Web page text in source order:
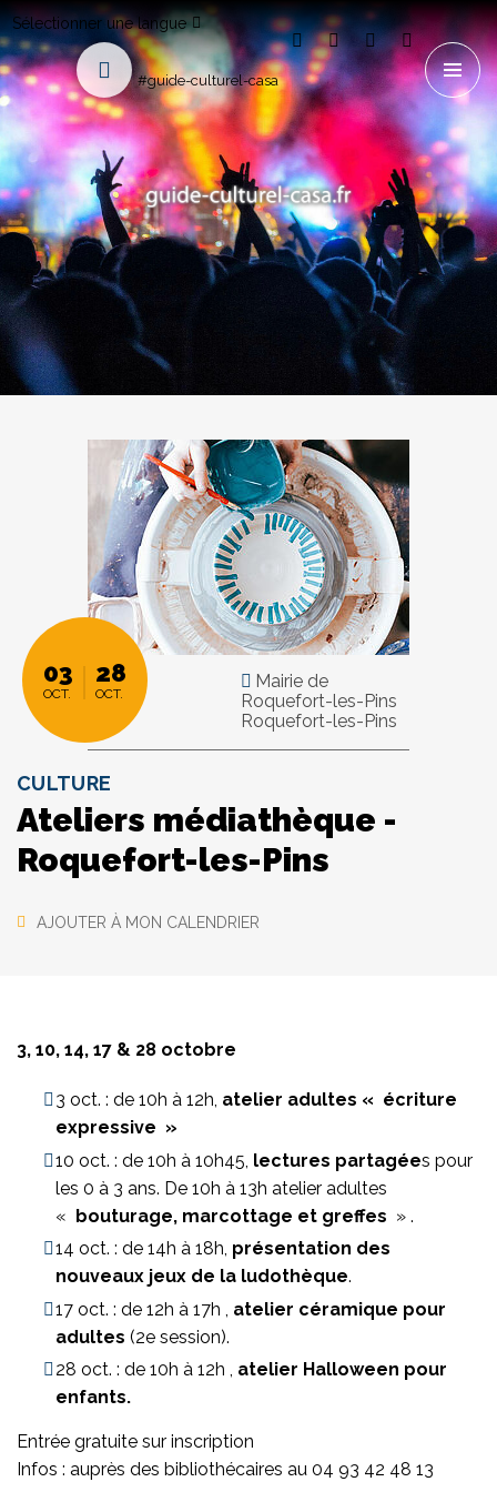
Sélectionner une langue
#guide-culturel-casa
03
OCT.
28
OCT.
Mairie de
Roquefort-les-Pins
Roquefort-les-Pins
CULTURE
Ateliers médiathèque -
Roquefort-les-Pins
AJOUTER À MON CALENDRIER
3, 10, 14, 17 & 28 octobre
3 oct. : de 10h à 12h, atelier adultes « écriture
expressive »
10 oct. : de 10h à 10h45, lectures partagées pour
les 0 à 3 ans. De 10h à 13h atelier adultes
« bouturage, marcottage et greffes » .
14 oct. : de 14h à 18h, présentation des
nouveaux jeux de la ludothèque.
17 oct. : de 12h à 17h , atelier céramique pour
adultes (2e session).
28 oct. : de 10h à 12h , atelier Halloween pour
enfants.
Entrée gratuite sur inscription
Infos : auprès des bibliothécaires au 04 93 42 48 13